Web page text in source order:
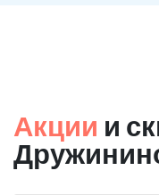
Акции и